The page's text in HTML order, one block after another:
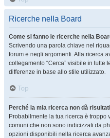
Ricerche nella Board
Come si fanno le ricerche nella
Scrivendo una parola chiave nel
forum e negli argomenti. Alla ricerca
collegamento “Cerca” visibile in tutte
differenze in base allo stile utilizzato.
Top
Perché la mia ricerca non dà
Probabilmente la tua ricerca è
comuni che non sono indicizzati da
opzioni disponibili nella ricerca